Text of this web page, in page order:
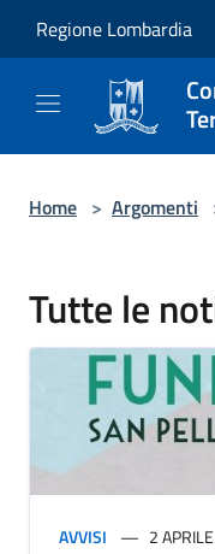
Regione Lombardia
Home > Argomenti
Tutte le
AVVISI 2